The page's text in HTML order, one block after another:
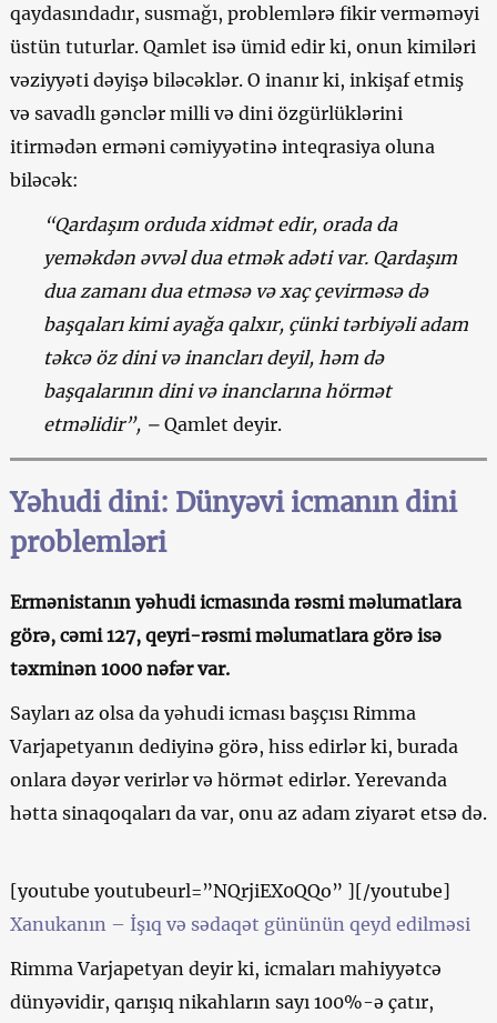
qaydasındadır, susmağı, problemlərə fikir verməməyi
üstün tuturlar. Qamlet isə ümid edir ki, onun kimiləri
vəziyyəti dəyişə biləcəklər. O inanır ki, inkişaf etmiş
və savadlı gənclər milli və dini özgürlüklərini
itirmədən erməni cəmiyyətinə inteqrasiya oluna
biləcək:
“Qardaşım orduda xidmət edir, orada da
yeməkdən əvvəl dua etmək adəti var. Qardaşım
dua zamanı dua etməsə və xaç çevirməsə də
başqaları kimi ayağa qalxır, çünki tərbiyəli adam
təkcə öz dini və inancları deyil, həm də
başqalarının dini və inanclarına hörmət
etməlidir”, – Qamlet deyir.
Yəhudi dini: Dünyəvi icmanın dini
problemləri
Ermənistanın yəhudi icmasında rəsmi məlumatlara
görə, cəmi 127, qeyri-rəsmi məlumatlara görə isə
təxminən 1000 nəfər var.
Sayları az olsa da yəhudi icması başçısı Rimma
Varjapetyanın dediyinə görə, hiss edirlər ki, burada
onlara dəyər verirlər və hörmət edirlər. Yerevanda
hətta sinaqoqaları da var, onu az adam ziyarət etsə də.
[youtube youtubeurl=”NQrjiEX0QQo” ][/youtube]
Xanukanın – İşıq və sədaqət gününün qeyd edilməsi
Rimma Varjapetyan deyir ki, icmaları mahiyyətcə
dünyəvidir, qarışıq nikahların sayı 100%-ə çatır,